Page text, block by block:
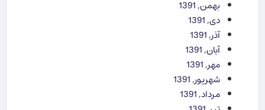
بهمن, 1391
دی, 1391
آذر, 1391
آبان, 1391
مهر, 1391
شهریور, 1391
مرداد, 1391